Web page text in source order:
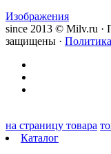
Изображения
since 2013 © Milv.ru ·
защищены ·
на страницу товара
Каталог